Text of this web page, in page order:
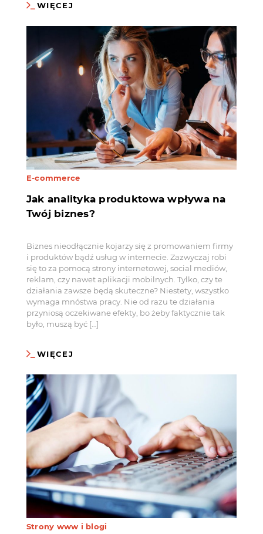
KONTAKT
WIĘCEJ
E-commerce
Jak analityka produktowa wpływa na
Twój biznes?
Biznes nieodłącznie kojarzy się z promowaniem firmy
i produktów bądź usług w internecie. Zazwyczaj robi
się to za pomocą strony internetowej, social mediów,
reklam, czy nawet aplikacji mobilnych. Tylko, czy te
działania zawsze będą skuteczne? Niestety, wszystko
wymaga mnóstwa pracy. Nie od razu te działania
przyniosą oczekiwane efekty, bo żeby faktycznie tak
było, muszą być […]
WIĘCEJ
Strony www i blogi